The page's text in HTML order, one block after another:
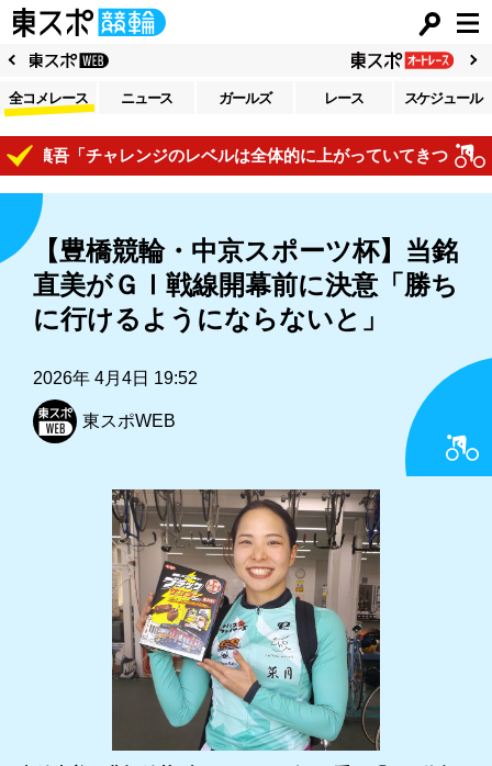
全コメレース ニュース ガールズ レース スケジュール
吾「チャレンジのレベルは全体的に上がっていてきついですね」
【豊橋競輪・中京スポーツ杯】当銘
直美がＧⅠ戦線開幕前に決意「勝ち
に行けるようにならないと」
2026年 4月4日 19:52
東スポWEB